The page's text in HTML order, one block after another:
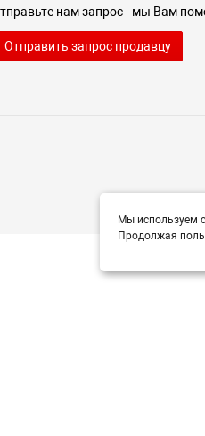
нам запрос - мы Вам
Отправить запрос продавцу
Мы используем
Продолжая